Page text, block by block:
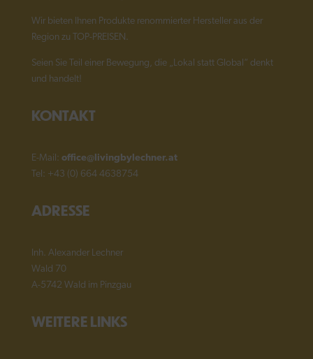
Wir bieten Ihnen Produkte renommierter Hersteller aus der
Region zu TOP-PREISEN.
Seien Sie Teil einer Bewegung, die „Lokal statt Global“ denkt
und handelt!
KONTAKT
E-Mail: office@livingbylechner.at
Tel: +43 (0) 664 4638754
ADRESSE
Inh. Alexander Lechner
Wald 70
A-5742 Wald im Pinzgau
WEITERE LINKS